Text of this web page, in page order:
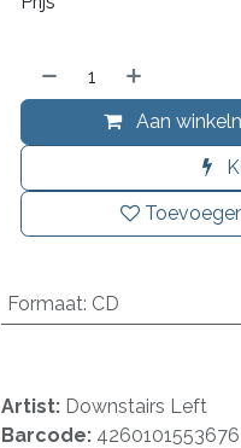
Aan
Formaat: CD
Artist: Downstairs Left
Barcode: 4260101553676